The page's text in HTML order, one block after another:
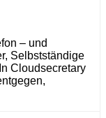
– und
Selbstständige
Cloudsecretary